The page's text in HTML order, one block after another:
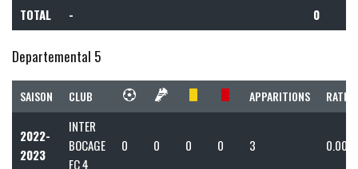
TOTAL - 0
Departemental 5
SAISON CLUB APPARITIONS RATIO
2022-
2023
INTER
BOCAGE
FC 4
0 0 0 0 3 0.00